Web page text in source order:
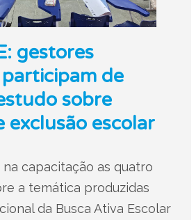
gestores
de
sobre
exclusão escolar
na capacitação as quatro
a temática produzidas
da Busca Ativa Escolar